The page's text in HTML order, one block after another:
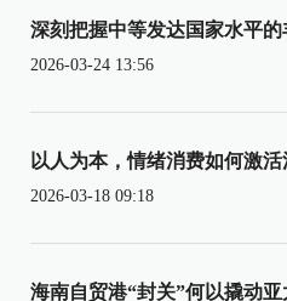
深刻把握中等发达国家水平的
2026-03-24 13:56
以人为本，情绪消费如何激
2026-03-18 09:18
海南自贸港“封关”何以撬动